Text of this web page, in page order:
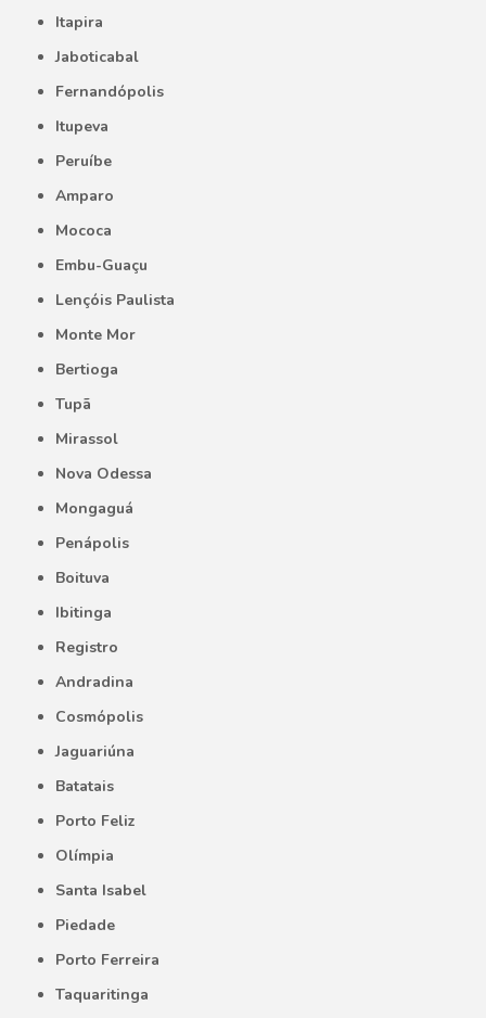
Itapira
Jaboticabal
Fernandópolis
Itupeva
Peruíbe
Amparo
Mococa
Embu-Guaçu
Lençóis Paulista
Monte Mor
Bertioga
Tupã
Mirassol
Nova Odessa
Mongaguá
Penápolis
Boituva
Ibitinga
Registro
Andradina
Cosmópolis
Jaguariúna
Batatais
Porto Feliz
Olímpia
Santa Isabel
Piedade
Porto Ferreira
Taquaritinga